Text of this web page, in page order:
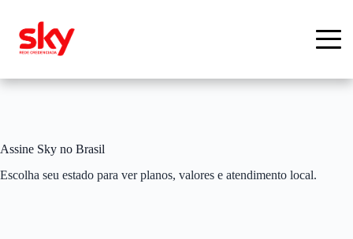
conteúdo
Assine Sky no Brasil
Escolha seu estado para ver planos, valores e atendimento local.